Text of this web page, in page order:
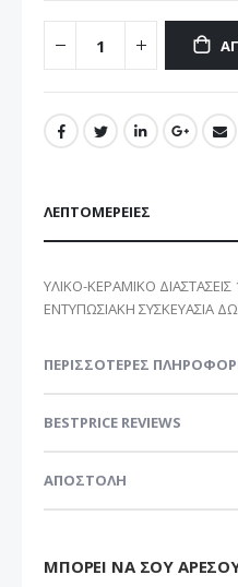
ΛΕΠΤΟΜΈΡΕΙΕΣ
ΥΛΙΚΟ-ΚΕΡΑΜΙΚΟ ΔΙΑΣΤΑΣΕΙΣ
ΕΝΤΥΠΩΣΙΑΚΗ ΣΥΣΚΕΥΑΣΙΑ
ΠΕΡΙΣΣΌΤΕΡΕΣ
BESTPRICE REVIEWS
ΑΠΟΣΤΟΛΗ
ΜΠΟΡΕΊ ΝΑ ΣΟΥ